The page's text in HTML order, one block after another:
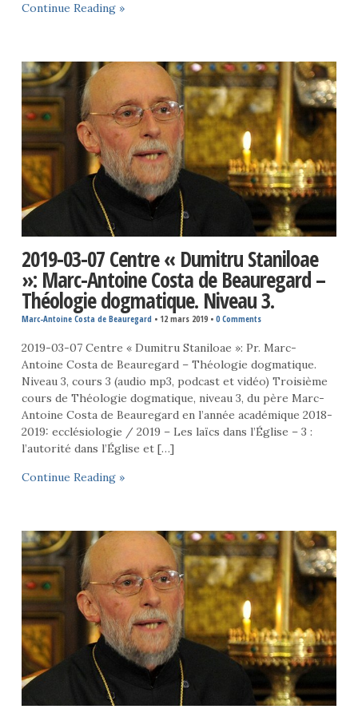
Continue Reading »
2019-03-07 Centre « Dumitru Staniloae
»: Marc-Antoine Costa de Beauregard –
Théologie dogmatique. Niveau 3.
Marc-Antoine Costa de Beauregard • 12 mars 2019• 0 Comments
2019-03-07 Centre « Dumitru Staniloae »: Pr. Marc-
Antoine Costa de Beauregard – Théologie dogmatique.
Niveau 3, cours 3 (audio mp3, podcast et vidéo) Troisième
cours de Théologie dogmatique, niveau 3, du père Marc-
Antoine Costa de Beauregard en l’année académique 2018-
2019: ecclésiologie / 2019 – Les laïcs dans l’Église – 3 :
l’autorité dans l’Église et […]
Continue Reading »